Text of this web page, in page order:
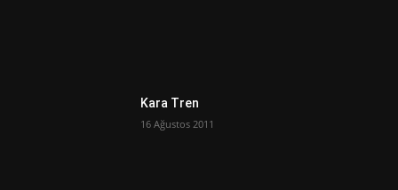
Kara Tren
16 Ağustos 2011